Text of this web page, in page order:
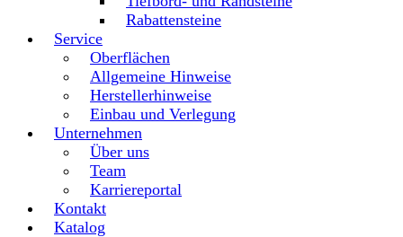
Rabattensteine
Service
Oberflächen
Allgemeine Hinweise
Herstellerhinweise
Einbau und Verlegung
Unternehmen
Über uns
Team
Karriereportal
Kontakt
Katalog